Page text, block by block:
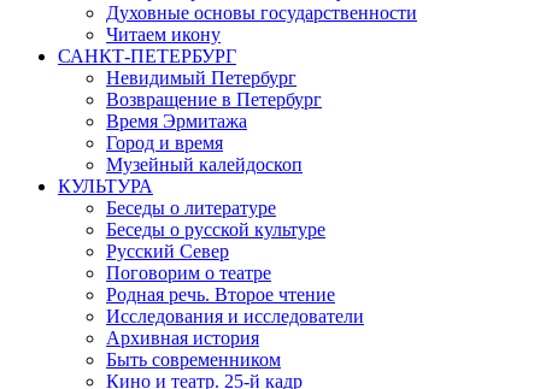
Духовные основы государственности
Читаем икону
САНКТ-ПЕТЕРБУРГ
Невидимый Петербург
Возвращение в Петербург
Время Эрмитажа
Город и время
Музейный калейдоскоп
КУЛЬТУРА
Беседы о литературе
Беседы о русской культуре
Русский Север
Поговорим о театре
Родная речь. Второе чтение
Исследования и исследователи
Архивная история
Быть современником
Кино и театр. 25-й кадр